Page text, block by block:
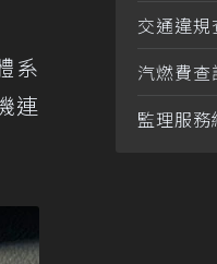
系
連
交通違
汽燃費查
監理服務